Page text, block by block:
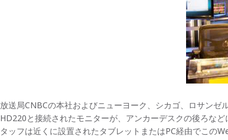
放送局CNBCの本社およびニューヨーク、シカゴ、ロサンゼ
HD220と接続されたモニターが、アンカーデスクの後ろな
タッフは近くに設置されたタブレットまたはPC経由でこの